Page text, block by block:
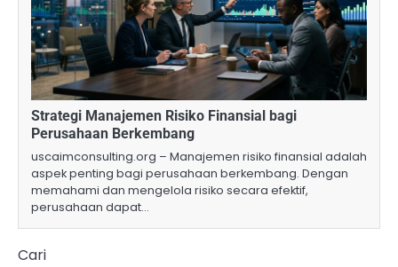
Strategi Manajemen Risiko Finansial bagi
Perusahaan Berkembang
uscaimconsulting.org – Manajemen risiko finansial adalah
aspek penting bagi perusahaan berkembang. Dengan
memahami dan mengelola risiko secara efektif,
perusahaan dapat…
Cari